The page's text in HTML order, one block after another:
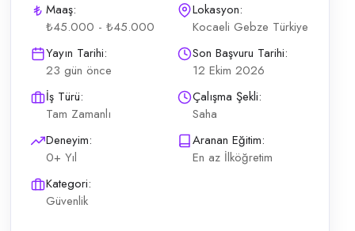
; 2 gün gündüz, 2 gece, 2 izin düzeni Servis yok Maaş: 45.000
Maaş:
₺45.000 - ₺45.000
Lokasyon:
Kocaeli Gebze Türkiye
Yayın Tarihi:
23 gün önce
Son Başvuru Tarihi:
12 Ekim 2026
İş Türü:
Tam Zamanlı
Çalışma Şekli:
Saha
Deneyim:
0+ Yıl
Aranan Eğitim:
En az İlköğretim
Kategori:
Güvenlik